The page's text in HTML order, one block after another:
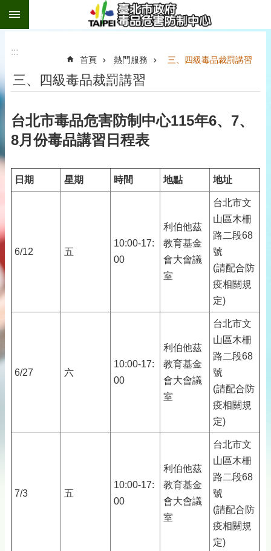
跳到主要內容區塊
:::
首頁 熱門服務 三、四級毒品裁罰講習
三、四級毒品裁罰講習
台北市毒品危害防制中心115年6、7、
8月份毒品講習日程表
日期 星期 時間 地點 地址
6/12 五
10:00-17:
00
利伯他茲
教育基金
會大會議
室
台北市文
山區木柵
路二段68
號
(請配合防
疫相關規
定)
6/27 六
10:00-17:
00
利伯他茲
教育基金
會大會議
室
台北市文
山區木柵
路二段68
號
(請配合防
疫相關規
定)
7/3 五
10:00-17:
00
利伯他茲
教育基金
會大會議
室
台北市文
山區木柵
路二段68
號
(請配合防
疫相關規
定)